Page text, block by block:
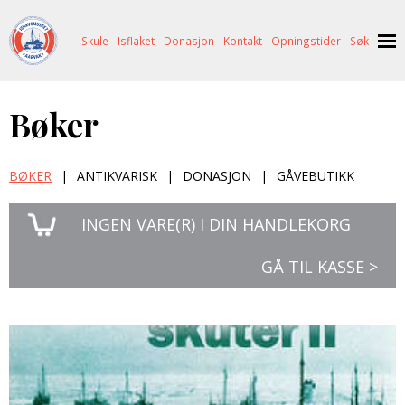
OM OSS
BESØK OSS
BILDE FRÅ MUSEET
UTSTILLINGAR
RAGNAR THORSETH – LEVD LIV
SVART GULL I BRANDAL CITY
HISTORIKK
ISHAVSMUSEETS VENNER
HISTORIE
FORTELLINGAR
SVALBARD
PETER S. BRANDAL
BILDEGALLERI
NETTBUTIKK
SKUTEKATALOG
SKULEBESØK
ISFLAKET
Skule Isflaket Donasjon Kontakt Opningstider Søk
Bøker
BØKER | ANTIKVARISK | DONASJON | GÅVEBUTIKK
INGEN VARE(R) I DIN HANDLEKORG
GÅ TIL KASSE >